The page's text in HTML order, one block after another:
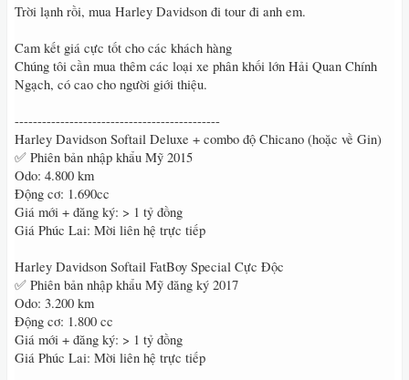
Trời lạnh rồi, mua Harley Davidson đi tour đi anh em.
Cam kết giá cực tốt cho các khách hàng
Chúng tôi cần mua thêm các loại xe phân khối lớn Hải Quan Chính
Ngạch, có cao cho người giới thiệu.
---------------------------------------------
Harley Davidson Softail Deluxe + combo độ Chicano (hoặc về Gin)
✅ Phiên bản nhập khẩu Mỹ 2015
Odo: 4.800 km
Động cơ: 1.690cc
Giá mới + đăng ký: > 1 tỷ đồng
Giá Phúc Lai: Mời liên hệ trực tiếp
Harley Davidson Softail FatBoy Special Cực Độc
✅ Phiên bản nhập khẩu Mỹ đăng ký 2017
Odo: 3.200 km
Động cơ: 1.800 cc
Giá mới + đăng ký: > 1 tỷ đồng
Giá Phúc Lai: Mời liên hệ trực tiếp